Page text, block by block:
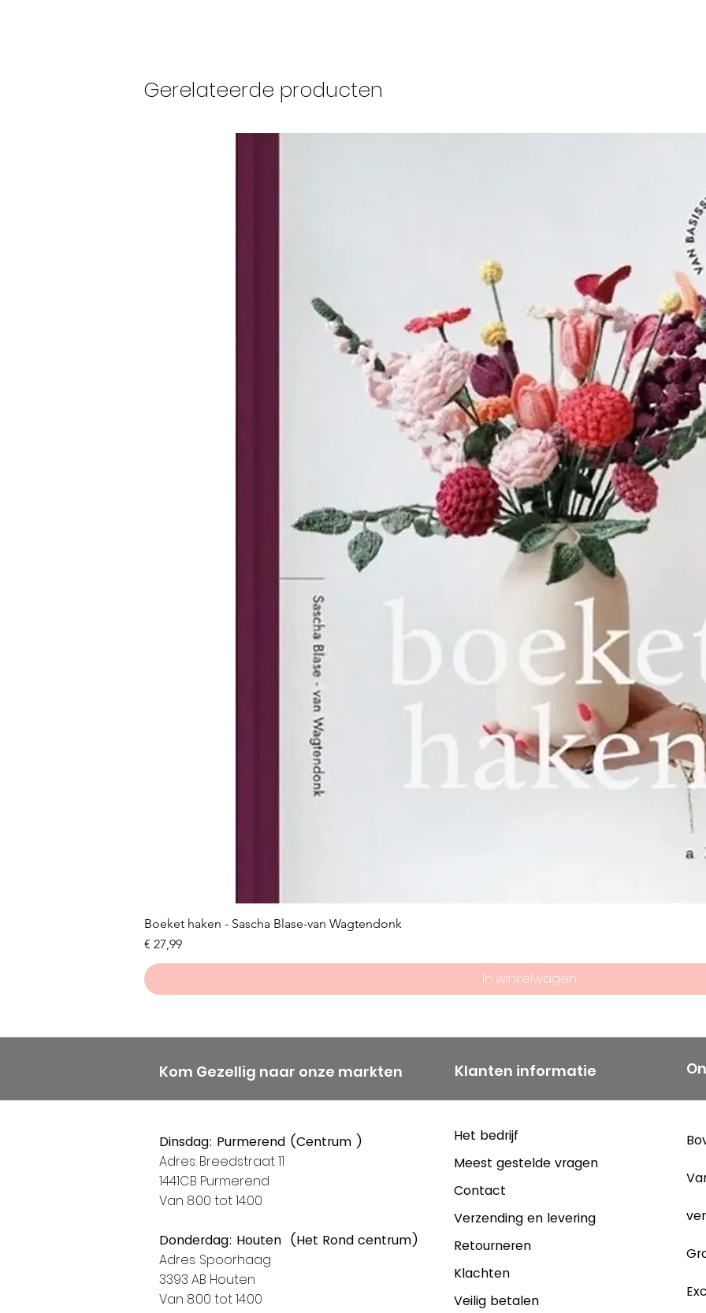
voldoen aan
Gerelateerde producten
Boeket haken - Sascha Blase-van Wagtendonk
Prijs
€ 27,99
In winkelwagen
Kom Gezellig naar onze markten Klanten informatie
Dinsdag: Purmerend (Centrum )
Adres: Breedstraat 11
1441CB Purmerend
Van 8:00 tot 14:00
Donderdag: Houten (Het Rond centrum)
Adres: Spoorhaag
3393 AB Houten
Van 8:00 tot 14:00
Het bedrijf
Meest gestelde vragen
Contact
Verzending en levering
Retourneren
Klachten
Veilig betalen